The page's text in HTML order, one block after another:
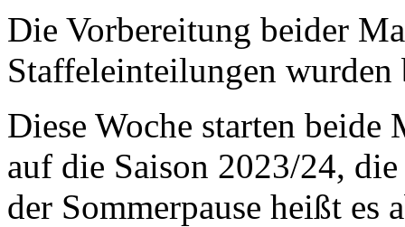
Die Vorbereitung beider
Staffeleinteilungen wurden
Diese Woche starten
auf die Saison 2023/24,
der Sommerpause heißt es